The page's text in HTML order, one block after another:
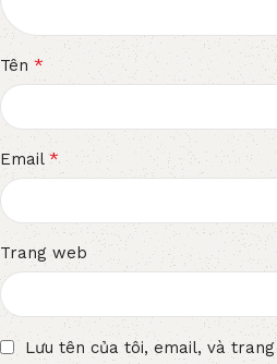
Tên *
Email*
Trang web
Lưu tên của tôi, email, và